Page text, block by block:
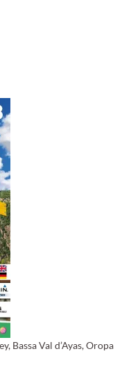
Bassa Val d’Ayas, Oropa